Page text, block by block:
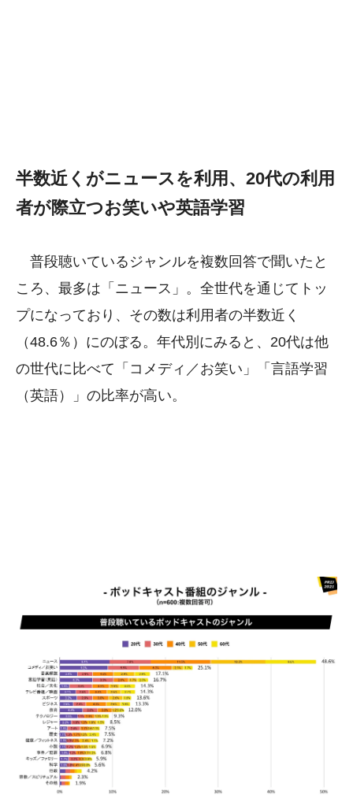
半数近くがニュースを利用、20代の利用
者が際立つお笑いや英語学習
普段聴いているジャンルを複数回答で聞いたと
ころ、最多は「ニュース」。全世代を通じてトッ
プになっており、その数は利用者の半数近く
（48.6％）にのぼる。年代別にみると、20代は他
の世代に比べて「コメディ／お笑い」「言語学習
（英語）」の比率が高い。